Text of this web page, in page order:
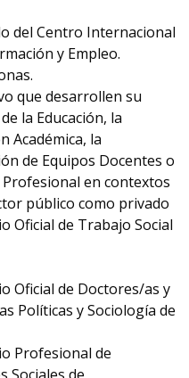
del Centro Internacional
y Empleo.
que desarrollen su
la Educación, la
Académica, la
de Equipos Docentes o
en contextos
público como privado
Oficial de Trabajo Social
Oficial de Doctores/as y
Políticas y Sociología de
Profesional de